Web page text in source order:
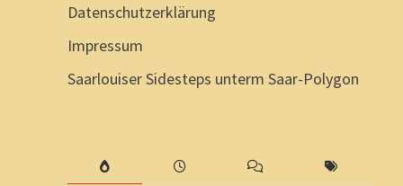
Datenschutzerklärung
Impressum
Saarlouiser Sidesteps unterm Saar-Polygon